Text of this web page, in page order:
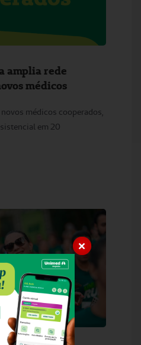
amplia rede
médicos
médicos cooperados,
em 20